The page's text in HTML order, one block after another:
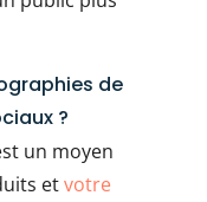
de
?
un moyen
etvotre